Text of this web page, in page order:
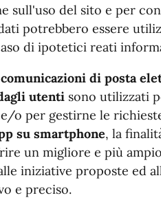
sull'uso del sito e per
potrebbero essere
di ipotetici reati
di posta
utentisono utilizzati
o per gestirne le
su smartphone, la
un migliore e più
iniziative proposte ed
e preciso.